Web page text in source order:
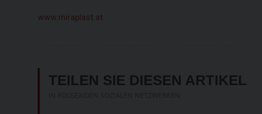
www.miraplast.at
TEILEN SIE DIESEN ARTIKEL